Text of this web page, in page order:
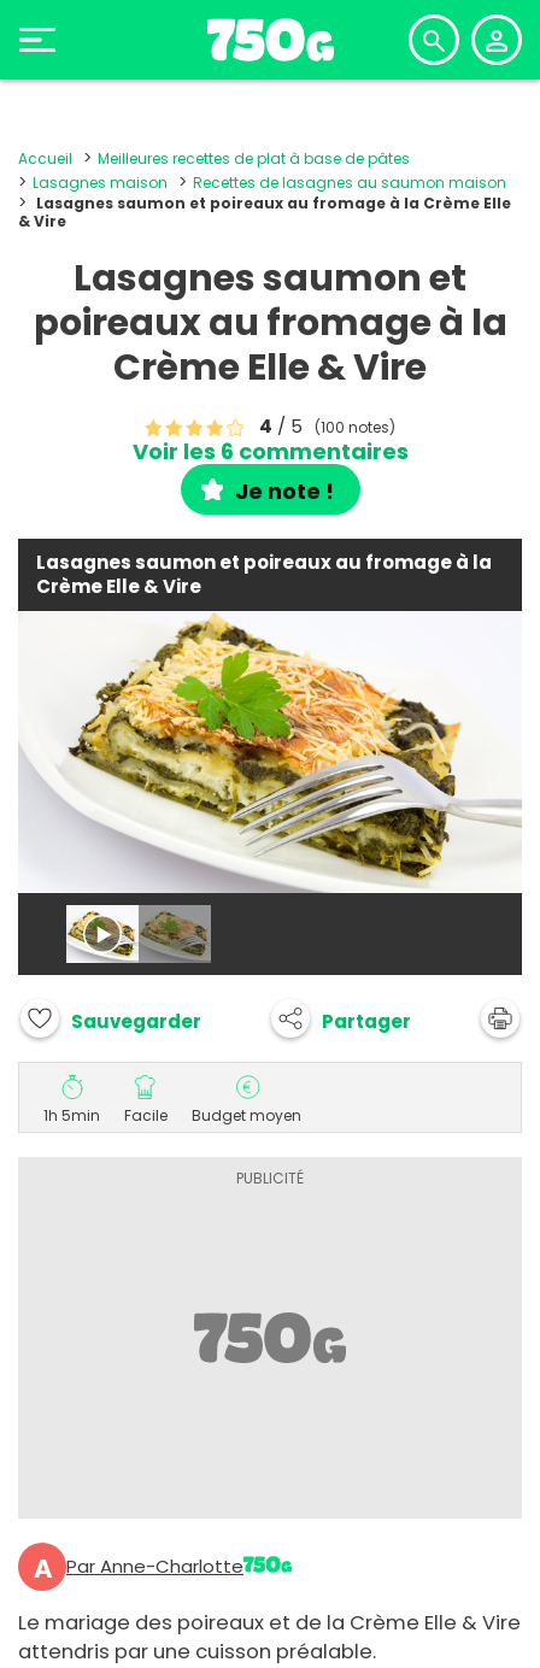
Accueil
Meilleures recettes de plat à base de pâtes
Lasagnes maison
Recettes de lasagnes au saumon maison
Lasagnes saumon et poireaux au fromage à la Crème Elle
& Vire
Lasagnes saumon et
poireaux au fromage à la
Crème Elle & Vire
4 / 5 (100 notes)
Voir les 6 commentaires
Je note !
Lasagnes saumon et poireaux au fromage à la
Crème Elle & Vire
Sauvegarder Partager
1h 5min Facile Budget moyen
A Par Anne-Charlotte
Le mariage des poireaux et de la Crème Elle & Vire
attendris par une cuisson préalable.